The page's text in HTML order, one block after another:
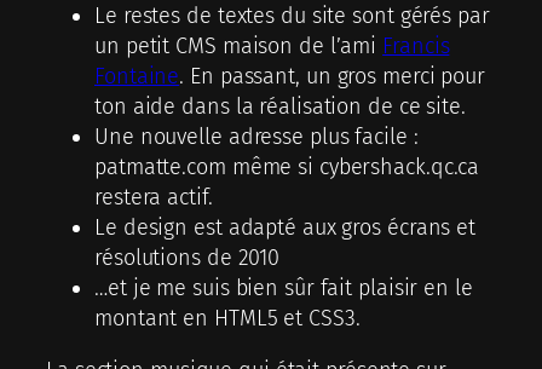
Le restes de textes du site sont gérés par
un petit CMS maison de l’ami Francis
Fontaine. En passant, un gros merci pour
ton aide dans la réalisation de ce site.
Une nouvelle adresse plus facile :
patmatte.com même si cybershack.qc.ca
restera actif.
Le design est adapté aux gros écrans et
résolutions de 2010
…et je me suis bien sûr fait plaisir en le
montant en HTML5 et CSS3.